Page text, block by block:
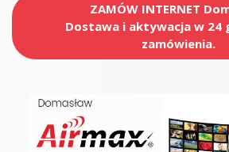
ZAMÓW INTERNET
Dostawa i aktywacja w 24
zamówienia.